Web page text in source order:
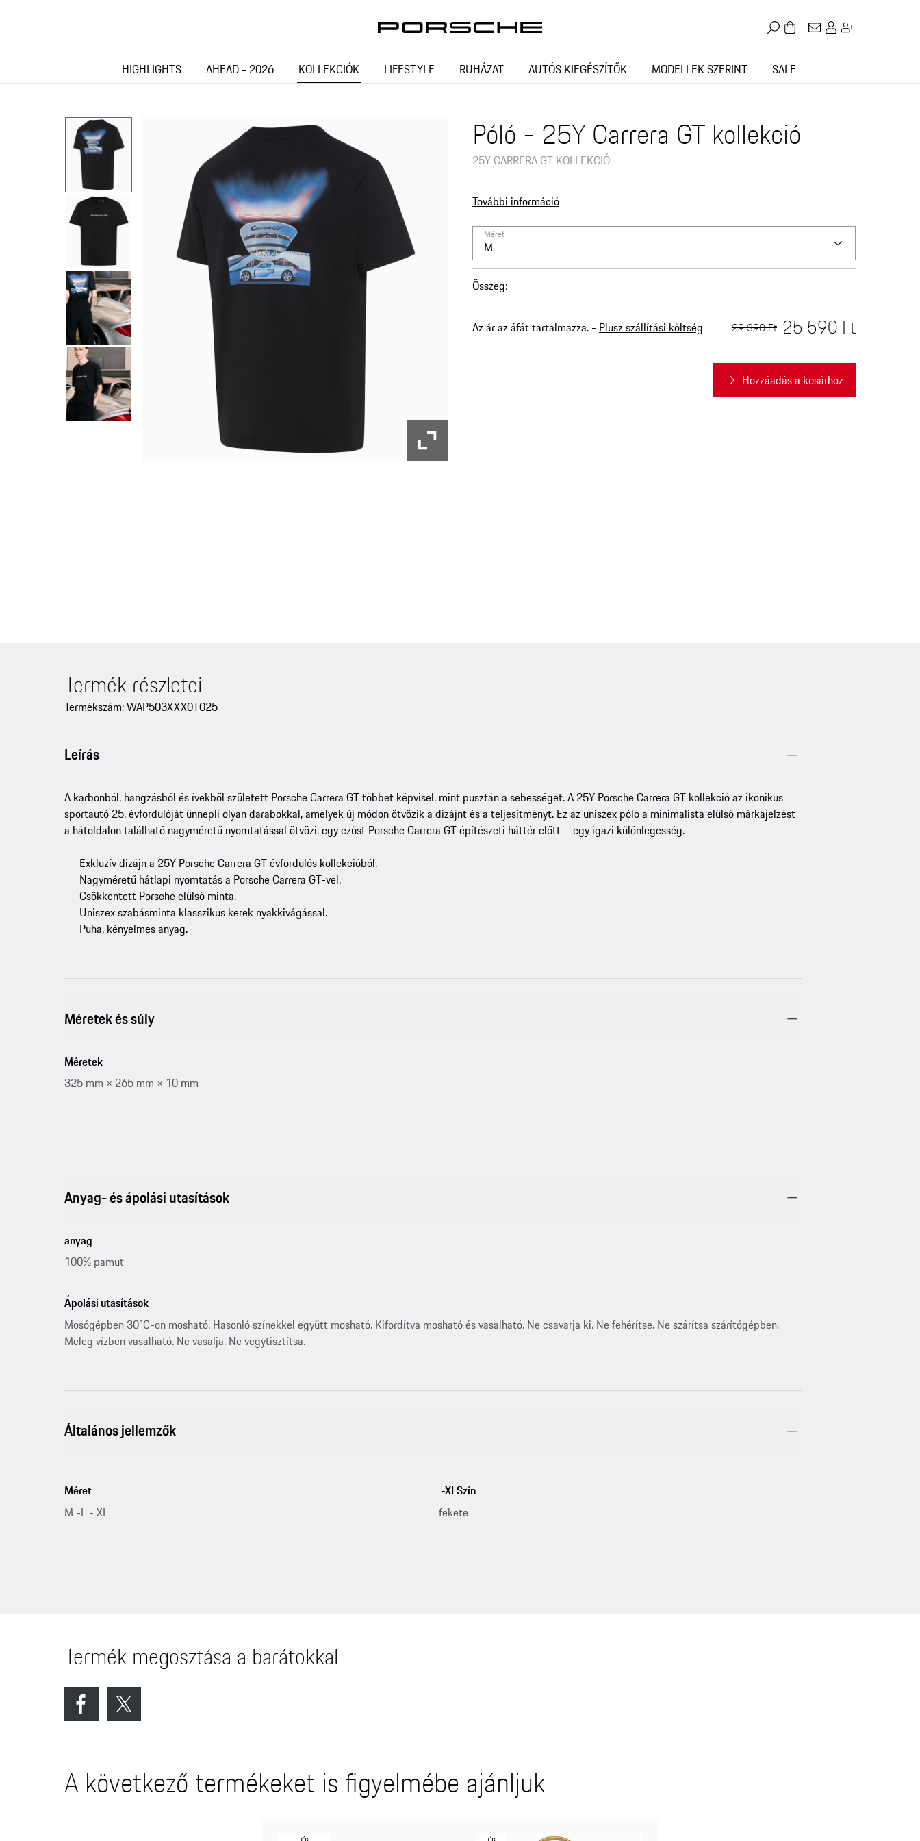
HIGHLIGHTS AHEAD - 2026 KOLLEKCIÓK LIFESTYLE RUHÁZAT AUTÓS KIEGÉSZÍTŐK MODELLEK SZERINT SALE
Póló - 25Y Carrera GT kollekció
25Y CARRERA GT KOLLEKCIÓ
További információ
Méret
M
Összeg:
Az ár az áfát tartalmazza. - Plusz szállítási költség 29 390 Ft 25 590 Ft
Hozzáadás a kosárhoz
Termék részletei
Termékszám: WAP503XXX0T025
Leírás
A karbonból, hangzásból és ívekből született Porsche Carrera GT többet képvisel, mint pusztán a sebességet. A 25Y Porsche Carrera GT kollekció az ikonikus
sportautó 25. évfordulóját ünnepli olyan darabokkal, amelyek új módon ötvözik a dizájnt és a teljesítményt. Ez az uniszex póló a minimalista elülső márkajelzést
a hátoldalon található nagyméretű nyomtatással ötvözi: egy ezüst Porsche Carrera GT építészeti háttér előtt – egy igazi különlegesség.
Exkluzív dizájn a 25Y Porsche Carrera GT évfordulós kollekcióból.
Nagyméretű hátlapi nyomtatás a Porsche Carrera GT-vel.
Csökkentett Porsche elülső minta.
Uniszex szabásminta klasszikus kerek nyakkivágással.
Puha, kényelmes anyag.
Méretek és súly
Méretek
325 mm × 265 mm × 10 mm
Anyag- és ápolási utasítások
anyag
100% pamut
Ápolási utasítások
Mosógépben 30°C-on mosható. Hasonló színekkel együtt mosható. Kifordítva mosható és vasalható. Ne csavarja ki. Ne fehérítse. Ne szárítsa szárítógépben.
Meleg vízben vasalható. Ne vasalja. Ne vegytisztítsa.
Általános jellemzők
Méret
M -L - XL
-XLSzín
fekete
Termék megosztása a barátokkal
A következő termékeket is figyelmébe ajánljuk